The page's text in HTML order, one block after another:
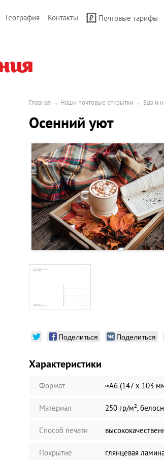
География Контакты Почтовые тарифы
Главная → Наши почтовые открытки → Еда и
Осенний уют
Поделиться Поделиться
Характеристики
Формат ≈А6 (147 х 103
Материал 250 гр/м²,
Способ печати
Покрытие глянцевая